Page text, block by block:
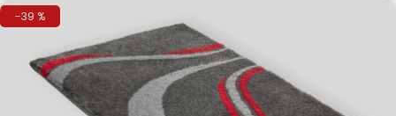
-39 %